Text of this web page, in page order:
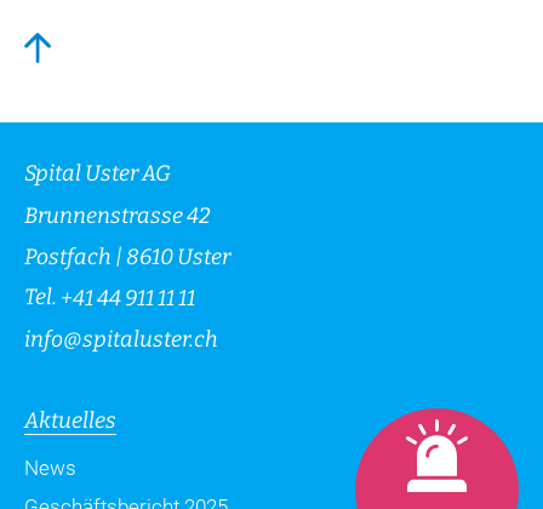
Spital Uster AG
Brunnenstrasse 42
Postfach | 8610 Uster
Tel. +41 44 911 11 11
info@spitaluster.ch
Aktuelles
News